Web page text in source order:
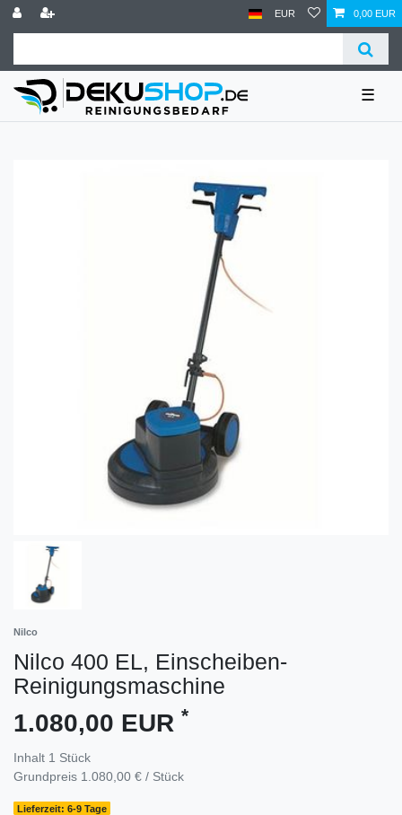
EUR 0,00 EUR
☰
Nilco
Nilco 400 EL, Einscheiben-
Reinigungsmaschine
1.080,00 EUR *
Inhalt 1 Stück
Grundpreis 1.080,00 € / Stück
Lieferzeit: 6-9 Tage